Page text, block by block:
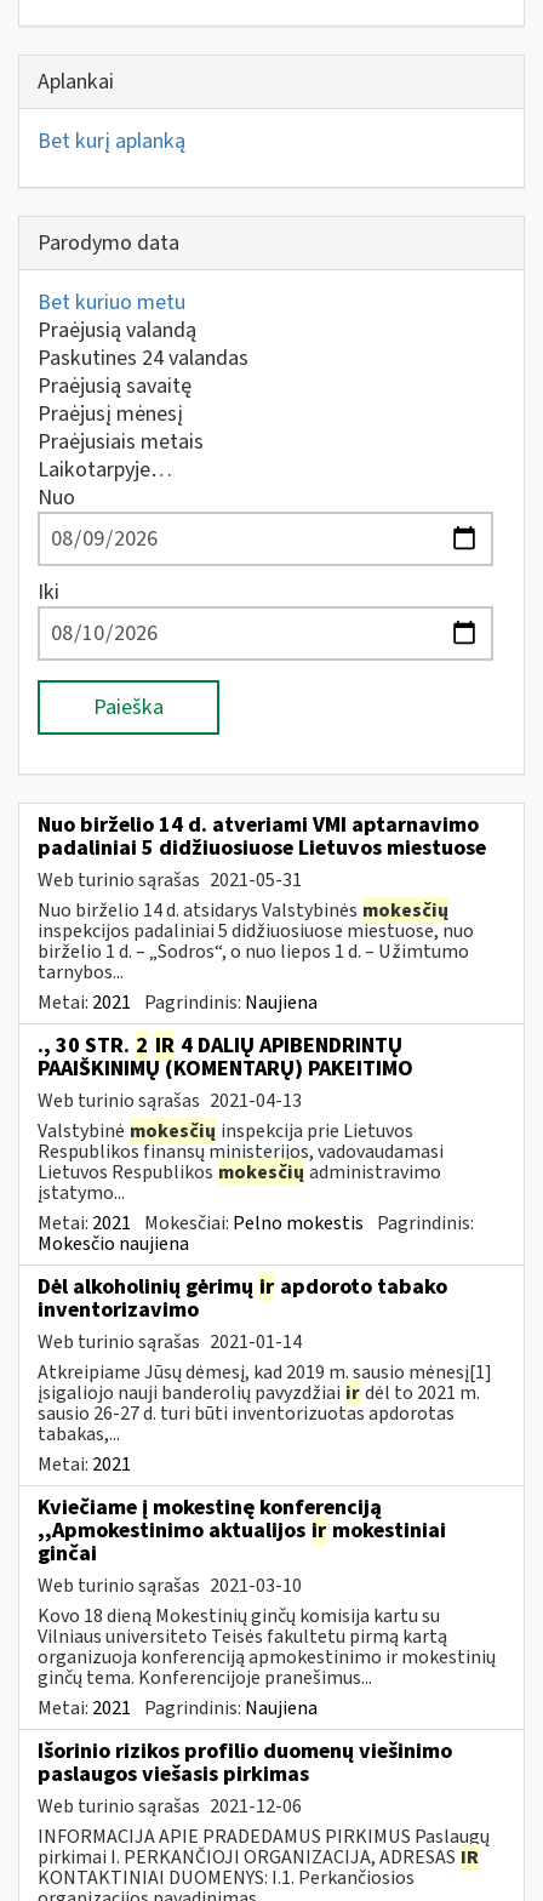
Aplankai
Bet kurį aplanką
Parodymo data
Bet kuriuo metu
Praėjusią valandą
Paskutines 24 valandas
Praėjusią savaitę
Praėjusį mėnesį
Praėjusiais metais
Laikotarpyje…
Nuo
Iki
Paieška
Nuo birželio 14 d. atveriami VMI aptarnavimo
padaliniai 5 didžiuosiuose Lietuvos miestuose
Web turinio sąrašas 2021-05-31
Nuo birželio 14 d. atsidarys Valstybinės mokesčių
inspekcijos padaliniai 5 didžiuosiuose miestuose, nuo
birželio 1 d. – „Sodros“, o nuo liepos 1 d. – Užimtumo
tarnybos...
Metai: 2021 Pagrindinis: Naujiena
., 30 STR. 2 IR 4 DALIŲ APIBENDRINTŲ
PAAIŠKINIMŲ (KOMENTARŲ) PAKEITIMO
Web turinio sąrašas 2021-04-13
Valstybinė mokesčių inspekcija prie Lietuvos
Respublikos finansų ministerijos, vadovaudamasi
Lietuvos Respublikos mokesčių administravimo
įstatymo...
Metai: 2021 Mokesčiai: Pelno mokestis Pagrindinis:
Mokesčio naujiena
Dėl alkoholinių gėrimų ir apdoroto tabako
inventorizavimo
Web turinio sąrašas 2021-01-14
Atkreipiame Jūsų dėmesį, kad 2019 m. sausio mėnesį[1]
įsigaliojo nauji banderolių pavyzdžiai irdėl to 2021 m.
sausio 26-27 d. turi būti inventorizuotas apdorotas
tabakas,...
Metai: 2021
Kviečiame į mokestinę konferenciją
,,Apmokestinimo aktualijos ir mokestiniai
ginčai
Web turinio sąrašas 2021-03-10
Kovo 18 dieną Mokestinių ginčų komisija kartu su
Vilniaus universiteto Teisės fakultetu pirmą kartą
organizuoja konferenciją apmokestinimo ir mokestinių
ginčų tema. Konferencijoje pranešimus...
Metai: 2021 Pagrindinis: Naujiena
Išorinio rizikos profilio duomenų viešinimo
paslaugos viešasis pirkimas
Web turinio sąrašas 2021-12-06
INFORMACIJA APIE PRADEDAMUS PIRKIMUS Paslaugų
pirkimai I. PERKANČIOJI ORGANIZACIJA, ADRESAS IR
KONTAKTINIAI DUOMENYS: I.1. Perkančiosios